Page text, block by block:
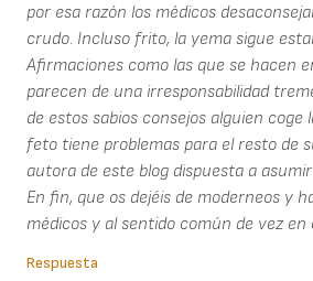
por esa razón los médicos
crudo. Incluso frito, la yema sigue
Afirmaciones como las que se hacen
parecen de una irresponsabilidad
de estos sabios consejos alguien coge
feto tiene problemas para el resto de
autora de este blog dispuesta a
En fin, que os dejéis de moderneos y
médicos y al sentido común de vez en
Respuesta